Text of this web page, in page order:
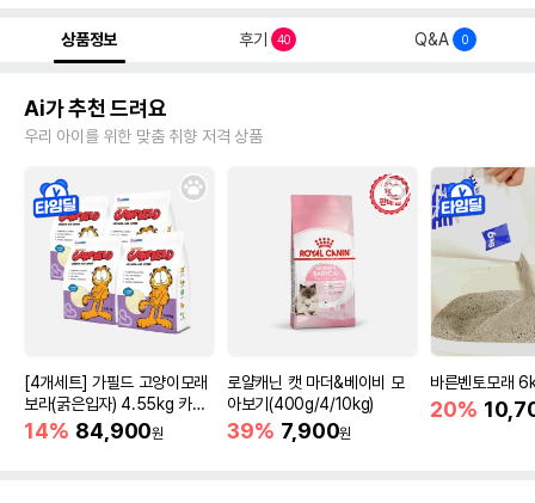
상품정보 후기 40 Q&A 0
Ai가 추천 드려요
우리 아이를 위한 맞춤 취향 저격 상품
[4개세트] 가필드 고양이모래
보라(굵은입자) 4.55kg 카사
바모래
14% 84,900원
로얄캐닌 캣 마더&베이비 모
아보기(400g/4/10kg)
39% 7,900원
바른벤토모래
20%